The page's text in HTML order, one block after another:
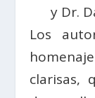
y Dr.
Los
clarisas,